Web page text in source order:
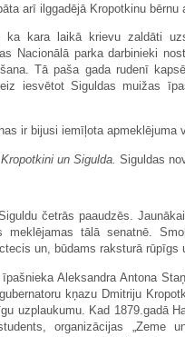
arī ilggadējā Kropotkinu bērnu
ka kara laikā krievu zaldāti
Nacionālā parka darbinieki
Tā paša gada rudenī
iesvētot Siguldas muižas
ir bijusi iemīļota apmeklējuma
un Sigulda. Siguldas
četrās paaudzēs.
meklējamas tālā senatnē.
un, būdams raksturā
Aleksandra Antona
kņazu Dmitriju
uzplaukumu. Kad 1879.gadā
organizācijas „Zeme